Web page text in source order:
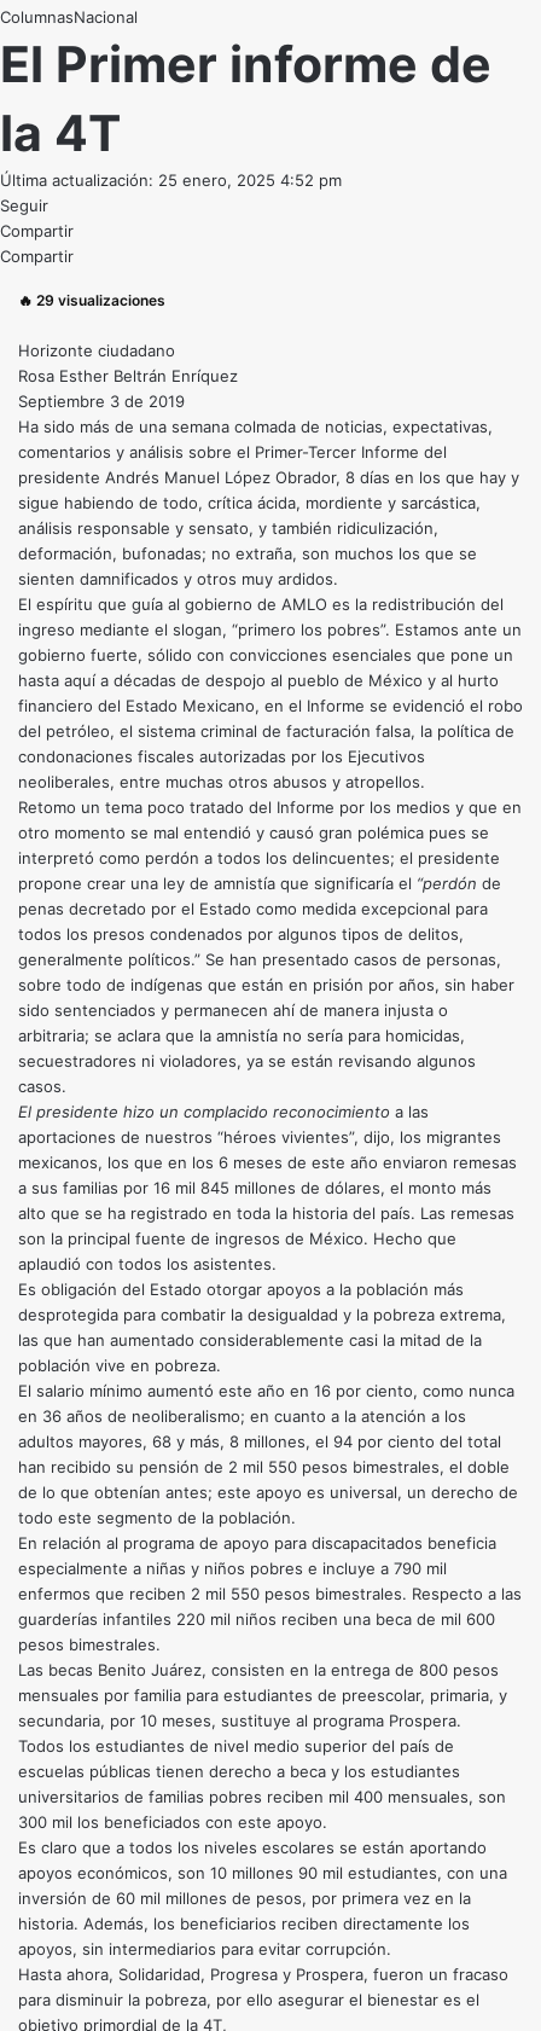
Nacional
El Primer informe de
la 4T
Última actualización: 25 enero, 2025 4:52 pm
Seguir
Compartir
Compartir
🔥 29 visualizaciones
Horizonte ciudadano
Rosa Esther Beltrán Enríquez
Septiembre 3 de 2019
Ha sido más de una semana colmada de noticias, expectativas,
comentarios y análisis sobre el Primer-Tercer Informe del
presidente Andrés Manuel López Obrador, 8 días en los que hay y
sigue habiendo de todo, crítica ácida, mordiente y sarcástica,
análisis responsable y sensato, y también ridiculización,
deformación, bufonadas; no extraña, son muchos los que se
sienten damnificados y otros muy ardidos.
El espíritu que guía al gobierno de AMLO es la redistribución del
ingreso mediante el slogan, “primero los pobres”. Estamos ante un
gobierno fuerte, sólido con convicciones esenciales que pone un
hasta aquí a décadas de despojo al pueblo de México y al hurto
financiero del Estado Mexicano, en el Informe se evidenció el robo
del petróleo, el sistema criminal de facturación falsa, la política de
condonaciones fiscales autorizadas por los Ejecutivos
neoliberales, entre muchas otros abusos y atropellos.
Retomo un tema poco tratado del Informe por los medios y que en
otro momento se mal entendió y causó gran polémica pues se
interpretó como perdón a todos los delincuentes; el presidente
propone crear una ley de amnistía que significaría el “perdón de
penas decretado por el Estado como medida excepcional para
todos los presos condenados por algunos tipos de delitos,
generalmente políticos.” Se han presentado casos de personas,
sobre todo de indígenas que están en prisión por años, sin haber
sido sentenciados y permanecen ahí de manera injusta o
arbitraria; se aclara que la amnistía no sería para homicidas,
secuestradores ni violadores, ya se están revisando algunos
casos.
El presidente hizo un complacido reconocimiento a las
aportaciones de nuestros “héroes vivientes”, dijo, los migrantes
mexicanos, los que en los 6 meses de este año enviaron remesas
a sus familias por 16 mil 845 millones de dólares, el monto más
alto que se ha registrado en toda la historia del país. Las remesas
son la principal fuente de ingresos de México. Hecho que
aplaudió con todos los asistentes.
Es obligación del Estado otorgar apoyos a la población más
desprotegida para combatir la desigualdad y la pobreza extrema,
las que han aumentado considerablemente casi la mitad de la
población vive en pobreza.
El salario mínimo aumentó este año en 16 por ciento, como nunca
en 36 años de neoliberalismo; en cuanto a la atención a los
adultos mayores, 68 y más, 8 millones, el 94 por ciento del total
han recibido su pensión de 2 mil 550 pesos bimestrales, el doble
de lo que obtenían antes; este apoyo es universal, un derecho de
todo este segmento de la población.
En relación al programa de apoyo para discapacitados beneficia
especialmente a niñas y niños pobres e incluye a 790 mil
enfermos que reciben 2 mil 550 pesos bimestrales. Respecto a las
guarderías infantiles 220 mil niños reciben una beca de mil 600
pesos bimestrales.
Las becas Benito Juárez, consisten en la entrega de 800 pesos
mensuales por familia para estudiantes de preescolar, primaria, y
secundaria, por 10 meses, sustituye al programa Prospera.
Todos los estudiantes de nivel medio superior del país de
escuelas públicas tienen derecho a beca y los estudiantes
universitarios de familias pobres reciben mil 400 mensuales, son
300 mil los beneficiados con este apoyo.
Es claro que a todos los niveles escolares se están aportando
apoyos económicos, son 10 millones 90 mil estudiantes, con una
inversión de 60 mil millones de pesos, por primera vez en la
historia. Además, los beneficiarios reciben directamente los
apoyos, sin intermediarios para evitar corrupción.
Hasta ahora, Solidaridad, Progresa y Prospera, fueron un fracaso
para disminuir la pobreza, por ello asegurar el bienestar es el
objetivo primordial de la 4T,